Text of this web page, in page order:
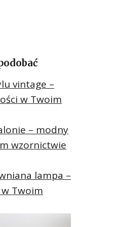
vintage –
w Twoim
– modny
wzornictwie
lampa –
Twoim